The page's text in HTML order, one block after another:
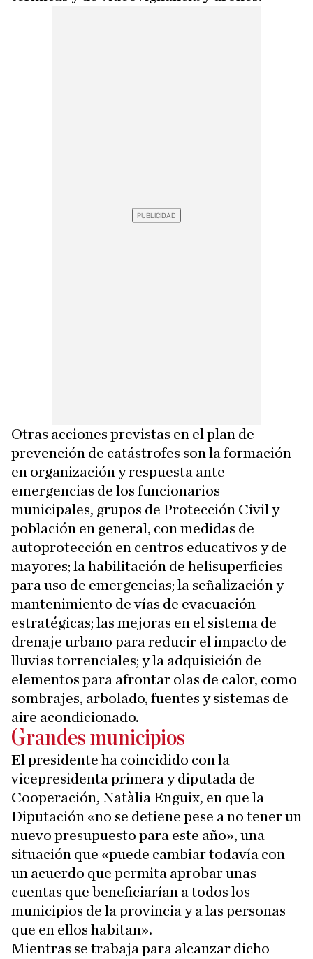
Otras acciones previstas en el plan de
prevención de catástrofes son la formación
en organización y respuesta ante
emergencias de los funcionarios
municipales, grupos de Protección Civil y
población en general, con medidas de
autoprotección en centros educativos y de
mayores; la habilitación de helisuperficies
para uso de emergencias; la señalización y
mantenimiento de vías de evacuación
estratégicas; las mejoras en el sistema de
drenaje urbano para reducir el impacto de
lluvias torrenciales; y la adquisición de
elementos para afrontar olas de calor, como
sombrajes, arbolado, fuentes y sistemas de
aire acondicionado.
Grandes municipios
El presidente ha coincidido con la
vicepresidenta primera y diputada de
Cooperación, Natàlia Enguix, en que la
Diputación «no se detiene pese a no tener un
nuevo presupuesto para este año», una
situación que «puede cambiar todavía con
un acuerdo que permita aprobar unas
cuentas que beneficiarían a todos los
municipios de la provincia y a las personas
que en ellos habitan».
Mientras se trabaja para alcanzar dicho